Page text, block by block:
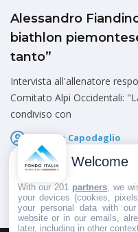
Alessandro
biathlon
tanto”
Intervista all'allenatore
Comitato Alpi Occidentali:
condiviso con
Giorgio Capodaglio
Pubblicato il
Welcome
With our 201 partners , we
your devices (cookies,
your personal data with
website or in our emails,
later, including in other